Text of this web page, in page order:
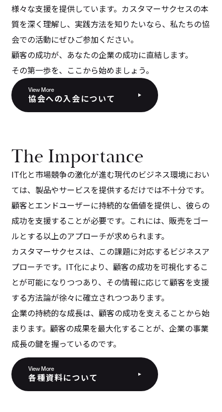
様々な支援を提供しています。カスタマーサクセスの本
質を深く理解し、実践方法を知りたいなら、私たちの協
会での活動にぜひご参加ください。
顧客の成功が、あなたの企業の成功に直結します。
その第一歩を、ここから始めましょう。
View More
協会への入会について
The Importance
IT化と市場競争の激化が進む現代のビジネス環境におい
ては、製品やサービスを提供するだけでは不十分です。
顧客とエンドユーザーに持続的な価値を提供し、彼らの
成功を支援することが必要です。これには、販売をゴー
ルとする以上のアプローチが求められます。
カスタマーサクセスは、この課題に対応するビジネスア
プローチです。IT化により、顧客の成功を可視化するこ
とが可能になりつつあり、その情報に応じて顧客を支援
する方法論が徐々に確立されつつあります。
企業の持続的な成長は、顧客の成功を支えることから始
まります。顧客の成果を最大化することが、企業の事業
成長の鍵を握っているのです。
View More
各種資料について